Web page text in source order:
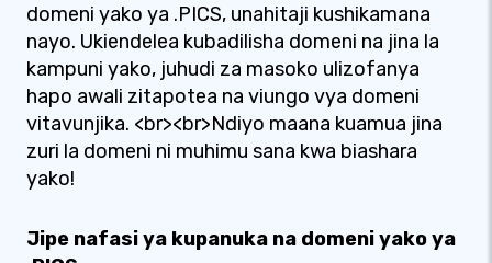
domeni yako ya .PICS, unahitaji kushikamana
nayo. Ukiendelea kubadilisha domeni na jina la
kampuni yako, juhudi za masoko ulizofanya
hapo awali zitapotea na viungo vya domeni
vitavunjika. <br><br>Ndiyo maana kuamua jina
zuri la domeni ni muhimu sana kwa biashara
yako!
Jipe nafasi ya kupanuka na domeni yako ya